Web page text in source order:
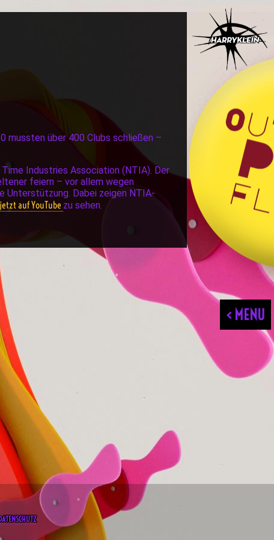
< MENU
mussten über 400 Clubs schließen –
Industries Association (NTIA). Der
feiern – vor allem wegen
Unterstützung. Dabei zeigen NTIA-
auf YouTube zu sehen.